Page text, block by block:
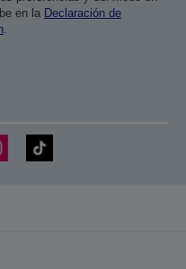
en la Declaración de
.